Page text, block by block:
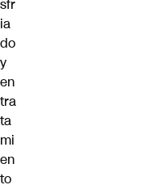
sfr
ia
do
y
en
tra
ta
mi
en
to